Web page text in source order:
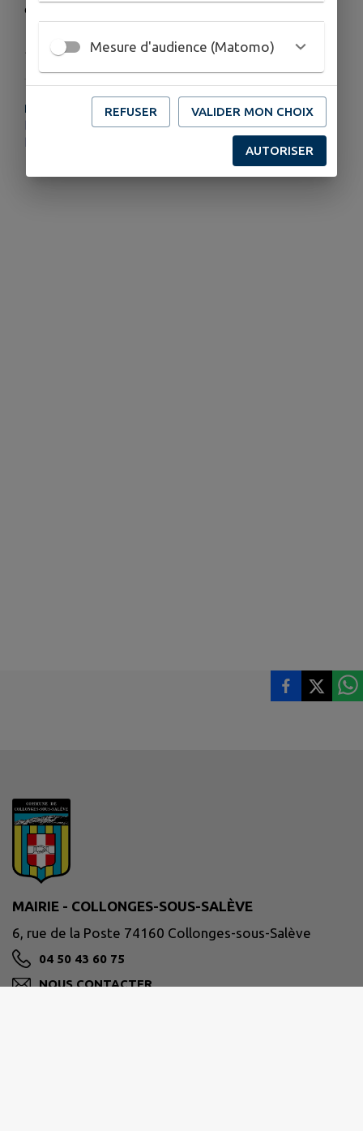
de 08h à 17h
Publié par la Mairie
PLUS D'INFORMATIONS
https://www.inforoute74.fr/mod_turbolead/getvue.php/25708_view.pdf
https://www.inforoute74.fr/index.php#circulation
MAIRIE - COLLONGES-SOUS-SALÈVE
6, rue de la Poste 74160 Collonges-sous-Salève
04 50 43 60 75
NOUS CONTACTER
Mesure d'audience (Matomo)
REFUSER VALIDER MON CHOIX
AUTORISER